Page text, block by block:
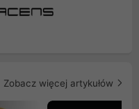
Zobacz więcej artykułów